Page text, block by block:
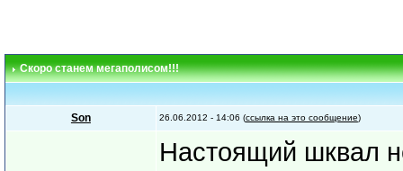
Скоро станем мегаполисом!!!
Son 26.06.2012 - 14:06 (ссылка на это сообщение)
Настоящий шквал